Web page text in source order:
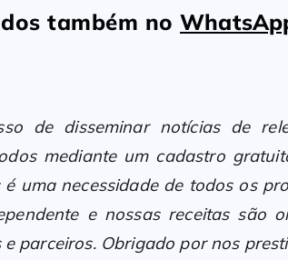
também no
de disseminar notícias de
mediante um cadastro
uma necessidade de todos os
e nossas receitas são
parceiros. Obrigado por nos